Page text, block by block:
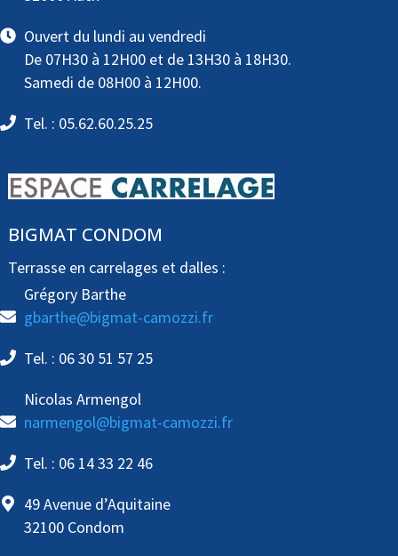
Ouvert du lundi au vendredi
De 07H30 à 12H00 et de 13H30 à 18H30.
Samedi de 08H00 à 12H00.
Tel. : 05.62.60.25.25
BIGMAT CONDOM
Terrasse en carrelages et dalles :
Grégory Barthe
gbarthe@bigmat-camozzi.fr
Tel. : 06 30 51 57 25
Nicolas Armengol
narmengol@bigmat-camozzi.fr
Tel. : 06 14 33 22 46
49 Avenue d’Aquitaine
32100 Condom